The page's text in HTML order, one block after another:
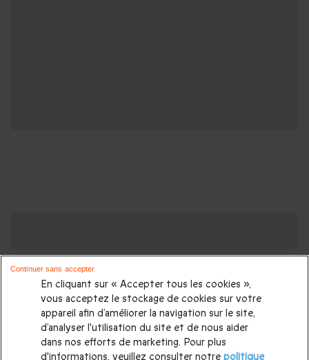
Cadeau anniversaire femme
Coffret cadeau Noël|Cadeau Noël femme|Cadeau Noël
homme|Idée cadeau Femme|Idée cadeau Homme
Cadeau Couple |Cadeaux Fête des Mères |Cadeaux Fête
En cliquant sur « Accepter tous les cookies »,
vous acceptez le stockage de cookies sur votre
appareil afin d’améliorer la navigation sur le site,
d’analyser l'utilisation du site et de nous aider
dans nos efforts de marketing. Pour plus
d'informations, veuillez consulter notre politique
Continuer sans accepter